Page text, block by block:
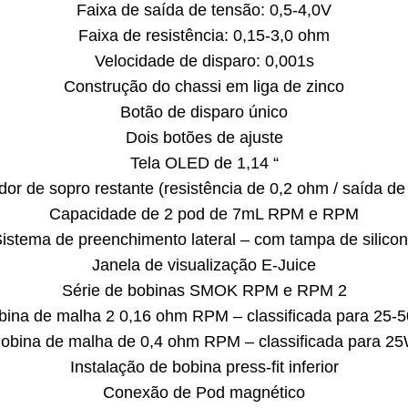
Faixa de saída de tensão: 0,5-4,0V
Faixa de resistência: 0,15-3,0 ohm
Velocidade de disparo: 0,001s
Construção do chassi em liga de zinco
Botão de disparo único
Dois botões de ajuste
Tela OLED de 1,14 “
de sopro restante (resistência de 0,2 ohm / saída
Capacidade de 2 pod de 7mL RPM e RPM
de preenchimento lateral – com tampa de
Janela de visualização E-Juice
Série de bobinas SMOK RPM e RPM 2
de malha 2 0,16 ohm RPM – classificada para 25-
de malha de 0,4 ohm RPM – classificada para
Instalação de bobina press-fit inferior
Conexão de Pod magnético